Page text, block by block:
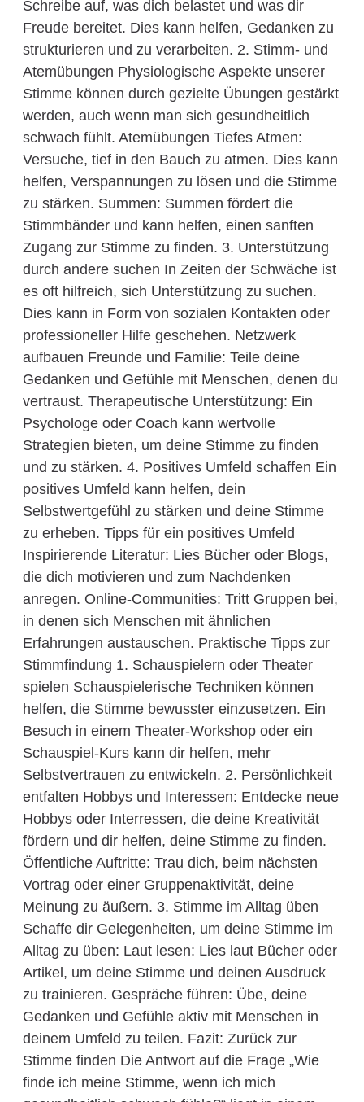
Schreibe auf, was dich belastet und was dir
Freude bereitet. Dies kann helfen, Gedanken zu
strukturieren und zu verarbeiten. 2. Stimm- und
Atemübungen Physiologische Aspekte unserer
Stimme können durch gezielte Übungen gestärkt
werden, auch wenn man sich gesundheitlich
schwach fühlt. Atemübungen Tiefes Atmen:
Versuche, tief in den Bauch zu atmen. Dies kann
helfen, Verspannungen zu lösen und die Stimme
zu stärken. Summen: Summen fördert die
Stimmbänder und kann helfen, einen sanften
Zugang zur Stimme zu finden. 3. Unterstützung
durch andere suchen In Zeiten der Schwäche ist
es oft hilfreich, sich Unterstützung zu suchen.
Dies kann in Form von sozialen Kontakten oder
professioneller Hilfe geschehen. Netzwerk
aufbauen Freunde und Familie: Teile deine
Gedanken und Gefühle mit Menschen, denen du
vertraust. Therapeutische Unterstützung: Ein
Psychologe oder Coach kann wertvolle
Strategien bieten, um deine Stimme zu finden
und zu stärken. 4. Positives Umfeld schaffen Ein
positives Umfeld kann helfen, dein
Selbstwertgefühl zu stärken und deine Stimme
zu erheben. Tipps für ein positives Umfeld
Inspirierende Literatur: Lies Bücher oder Blogs,
die dich motivieren und zum Nachdenken
anregen. Online-Communities: Tritt Gruppen bei,
in denen sich Menschen mit ähnlichen
Erfahrungen austauschen. Praktische Tipps zur
Stimmfindung 1. Schauspielern oder Theater
spielen Schauspielerische Techniken können
helfen, die Stimme bewusster einzusetzen. Ein
Besuch in einem Theater-Workshop oder ein
Schauspiel-Kurs kann dir helfen, mehr
Selbstvertrauen zu entwickeln. 2. Persönlichkeit
entfalten Hobbys und Interessen: Entdecke neue
Hobbys oder Interressen, die deine Kreativität
fördern und dir helfen, deine Stimme zu finden.
Öffentliche Auftritte: Trau dich, beim nächsten
Vortrag oder einer Gruppenaktivität, deine
Meinung zu äußern. 3. Stimme im Alltag üben
Schaffe dir Gelegenheiten, um deine Stimme im
Alltag zu üben: Laut lesen: Lies laut Bücher oder
Artikel, um deine Stimme und deinen Ausdruck
zu trainieren. Gespräche führen: Übe, deine
Gedanken und Gefühle aktiv mit Menschen in
deinem Umfeld zu teilen. Fazit: Zurück zur
Stimme finden Die Antwort auf die Frage „Wie
finde ich meine Stimme, wenn ich mich